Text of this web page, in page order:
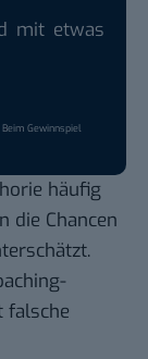
mit etwas
Beim Gewinnspiel
häufig
die Chancen
falsche